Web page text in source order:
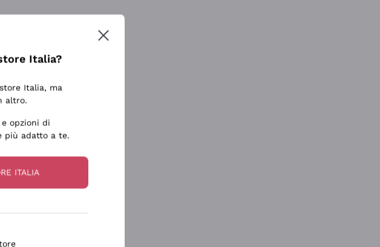
Italia?
Italia, ma
altro.
opzioni di
più adatto a te.
ITALIA